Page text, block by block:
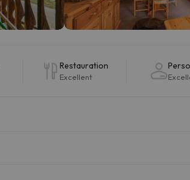
Restauration
Excellent